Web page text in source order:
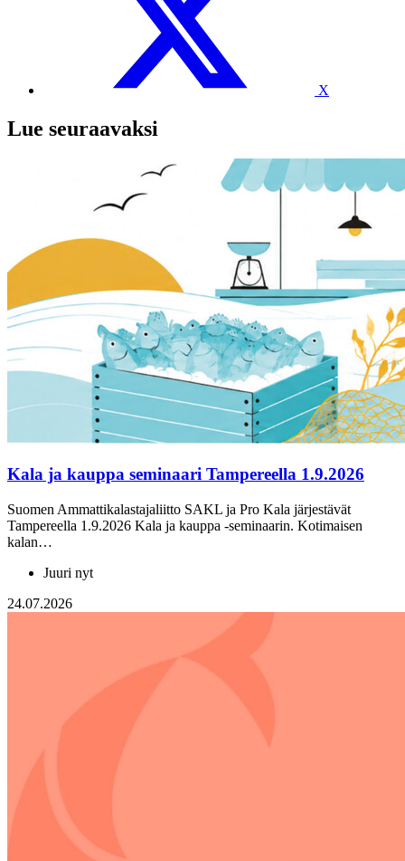
X
Lue seuraavaksi
Kala ja kauppa seminaari Tampereella 1.9.2026
Suomen Ammattikalastajaliitto SAKL ja Pro Kala järjestävät
Tampereella 1.9.2026 Kala ja kauppa -seminaarin. Kotimaisen
kalan…
Juuri nyt
24.07.2026